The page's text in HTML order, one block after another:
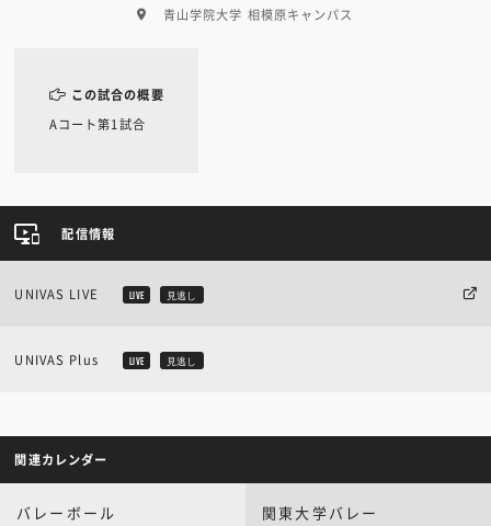
青山学院大学 相模原キャンパス
この試合の概要
Aコート第1試合
配信情報
UNIVAS LIVE LIVE 見逃し
UNIVAS Plus LIVE 見逃し
関連カレンダー
バレーボール 関東大学バレー